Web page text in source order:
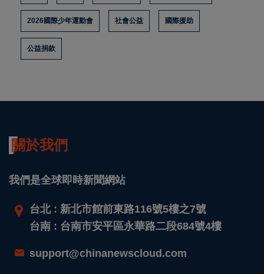
2026國際少年運動會 社會公益 國際援助
公益捐款
關於我們
我們是全球即時新聞網站
台北 : 新北市館前東路116號5樓之7號
台南 : 台南市安平區永華路二段684號4樓
support@chinanewscloud.com